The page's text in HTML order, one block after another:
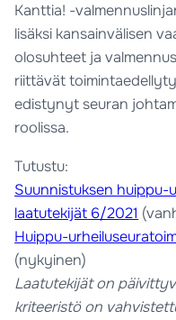
Kanttia! -
lisäksi kansainvälisen
olosuhteet ja
riittävät
edistynyt seuran
roolissa.
Tutustu:
Suunnistuksen huippu-
laatutekijät 6/2021
Huippu-
(nykyinen)
Laatutekijät on
kriteeristö on